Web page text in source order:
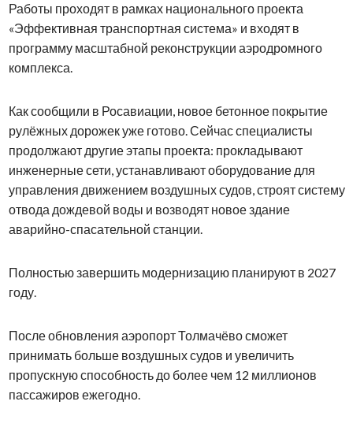
Работы проходят в рамках национального проекта
«Эффективная транспортная система» и входят в
программу масштабной реконструкции аэродромного
комплекса.
Как сообщили в Росавиации, новое бетонное покрытие
рулёжных дорожек уже готово. Сейчас специалисты
продолжают другие этапы проекта: прокладывают
инженерные сети, устанавливают оборудование для
управления движением воздушных судов, строят систему
отвода дождевой воды и возводят новое здание
аварийно-спасательной станции.
Полностью завершить модернизацию планируют в 2027
году.
После обновления аэропорт Толмачёво сможет
принимать больше воздушных судов и увеличить
пропускную способность до более чем 12 миллионов
пассажиров ежегодно.